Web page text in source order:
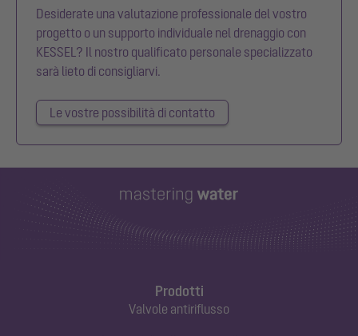
Desiderate una valutazione professionale del vostro
progetto o un supporto individuale nel drenaggio con
KESSEL? Il nostro qualificato personale specializzato
sarà lieto di consigliarvi.
Le vostre possibilità di contatto
Prodotti
Valvole antiriflusso